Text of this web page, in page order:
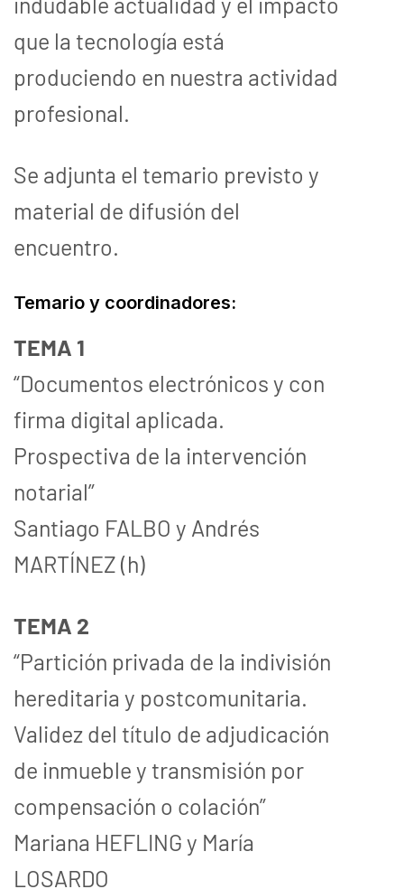
que la tecnología está
produciendo en nuestra actividad
profesional.
Se adjunta el temario previsto y
material de difusión del
encuentro.
Temario y coordinadores:
TEMA 1
“Documentos electrónicos y con
firma digital aplicada.
Prospectiva de la intervención
notarial”
Santiago FALBO y Andrés
MARTÍNEZ (h)
TEMA 2
“Partición privada de la indivisión
hereditaria y postcomunitaria.
Validez del título de adjudicación
de inmueble y transmisión por
compensación o colación”
Mariana HEFLING y María
LOSARDO